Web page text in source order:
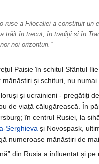
ruse a Filocaliei a constituit
trăit în trecut, în tradiții și în
noi orizonturi.”
Paisie în schitul Sfântul
și schituri, nu
și ucrainieni - pregătiți
de viață călugărească. În
în centrul Rusiei, la
Serghieva și Novospask,
numeroase mănăstiri de
din Rusia a influențat și